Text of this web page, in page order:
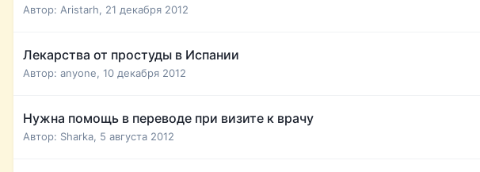
Автор: Aristarh, 21 декабря 2012
Лекарства от простуды в Испании
Автор: anyone, 10 декабря 2012
Нужна помощь в переводе при визите к врачу
Автор: Sharka, 5 августа 2012